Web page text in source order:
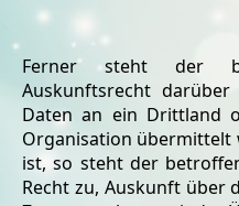
Ferner steht der
Auskunftsrecht
Daten an ein Drittland
Organisation übermittelt
ist, so steht der
Recht zu, Auskunft über